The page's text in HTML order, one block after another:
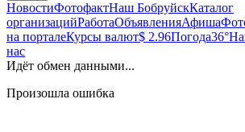
НовостиФотофактНаш БобруйскКаталог
организацийРаботаОбъявленияАфиша
на порталеКурсы валют$ 2.96Погода36°
нас
Идёт обмен данными...
Произошла ошибка